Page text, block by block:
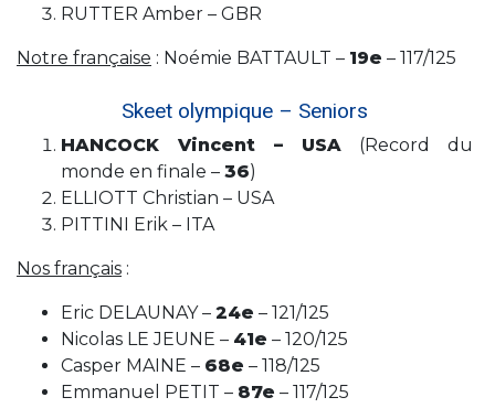
RUTTER Amber – GBR
Notre française : Noémie BATTAULT – 19e – 117/125
Skeet olympique – Seniors
HANCOCK Vincent – USA (Record du
monde en finale – 36)
ELLIOTT Christian – USA
PITTINI Erik – ITA
Nos français :
Eric DELAUNAY – 24e – 121/125
Nicolas LE JEUNE – 41e – 120/125
Casper MAINE – 68e – 118/125
Emmanuel PETIT – 87e – 117/125